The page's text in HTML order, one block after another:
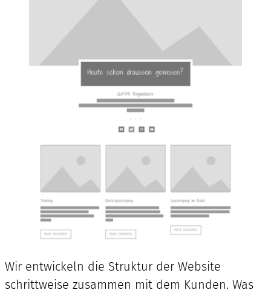
Wir entwickeln die Struktur der Website
schrittweise zusammen mit dem Kunden. Was